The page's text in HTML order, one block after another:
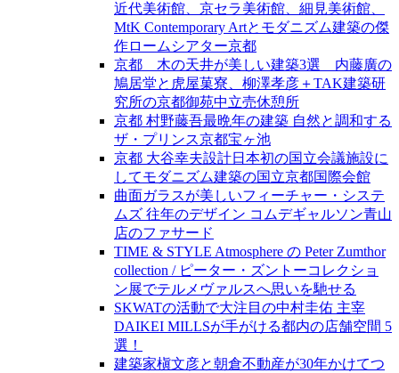
近代美術館、京セラ美術館、細見美術館、
MtK Contemporary Artとモダニズム建築の傑
作ロームシアター京都
京都 木の天井が美しい建築3選 内藤廣の
鳩居堂と虎屋菓寮、柳澤孝彦＋TAK建築研
究所の京都御苑中立売休憩所
京都 村野藤吾最晩年の建築 自然と調和する
ザ・プリンス京都宝ヶ池
京都 大谷幸夫設計日本初の国立会議施設に
してモダニズム建築の国立京都国際会館
曲面ガラスが美しいフィーチャー・システ
ムズ 往年のデザイン コムデギャルソン青山
店のファサード
TIME & STYLE Atmosphere の Peter Zumthor
collection / ピーター・ズントーコレクショ
ン展でテルメヴァルスへ思いを馳せる
SKWATの活動で大注目の中村圭佑 主宰
DAIKEI MILLSが手がける都内の店舗空間 5
選！
建築家槇文彦と朝倉不動産が30年かけてつ